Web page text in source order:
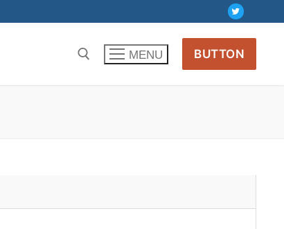
MENU BUTTON